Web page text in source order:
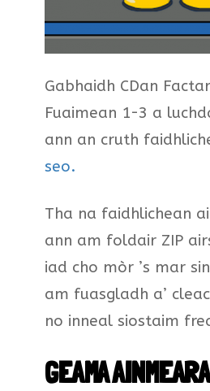
Gabhaidh CDan
Fuaimean 1-3 a
ann an cruth
seo.
Tha na faidhlichean
ann am foldair ZIP
iad cho mòr ’s mar
am fuasgladh a’
no inneal siostaim
GEAMA